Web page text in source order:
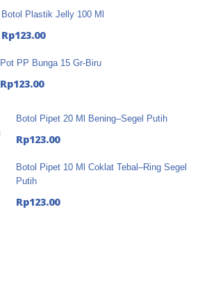
Botol Plastik Jelly 100 Ml
Rp123.00
Pot PP Bunga 15 Gr-Biru
Rp123.00
Botol Pipet 20 Ml Bening–Segel Putih
Rp123.00
Botol Pipet 10 Ml Coklat Tebal–Ring Segel
Putih
Rp123.00